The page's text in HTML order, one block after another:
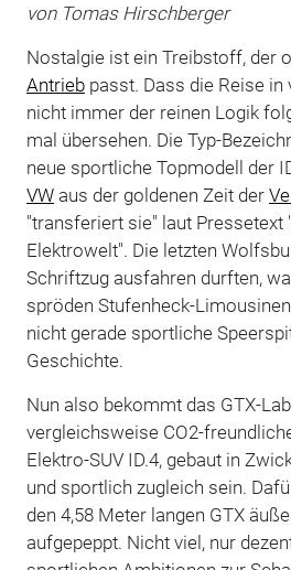
von Tomas Hirschberger
Nostalgie ist ein Treibstoff, der
Antriebpasst. Dass die Reise in
nicht immer der reinen Logik
mal übersehen. Die Typ-
neue sportliche Topmodell der
VWaus der goldenen Zeit der
"transferiert sie" laut Pressetext
Elektrowelt". Die letzten
Schriftzug ausfahren durften,
spröden Stufenheck-
nicht gerade sportliche
Geschichte.
Nun also bekommt das GTX-
vergleichsweise CO2-
Elektro-SUV ID.4, gebaut in
und sportlich zugleich sein.
den 4,58 Meter langen GTX
aufgepeppt. Nicht viel, nur